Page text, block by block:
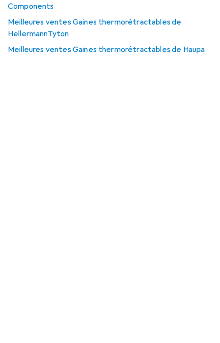
Components
Meilleures ventes Gaines thermorétractables de
HellermannTyton
Meilleures ventes Gaines thermorétractables de Haupa